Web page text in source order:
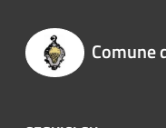
Comune